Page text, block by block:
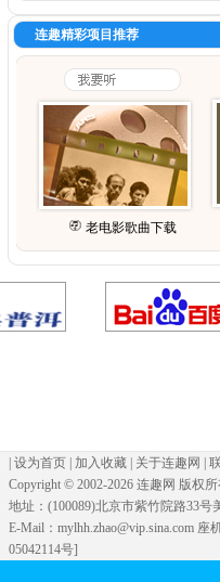
连趣精彩项目推荐
老电影歌曲下载
设为首页 加入收藏 关于连趣网
Copyright © 2002-2026 连趣网 版权
地址：(100089)北京市紫竹院路33号
E-Mail：mylhh.zhao@vip.sina.com
05042114号]